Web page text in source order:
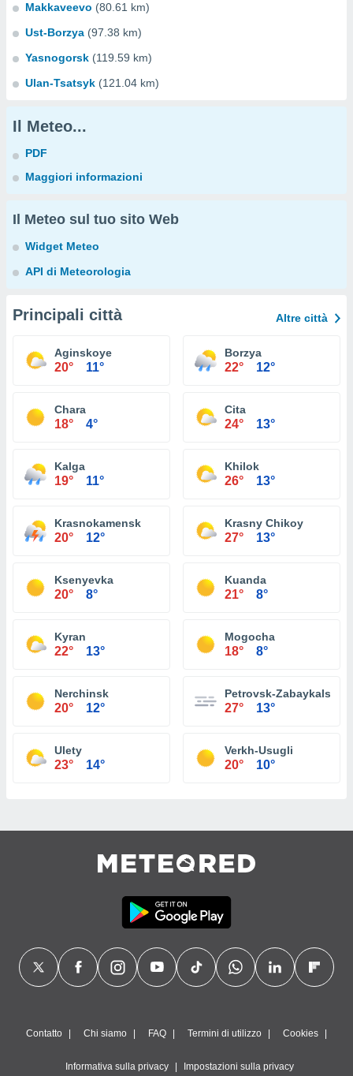
Makkaveevo (80.61 km)
Ust-Borzya (97.38 km)
Yasnogorsk (119.59 km)
Ulan-Tsatsyk (121.04 km)
Il Meteo...
PDF
Maggiori informazioni
Il Meteo sul tuo sito Web
Widget Meteo
API di Meteorologia
Principali città Altre città
Aginskoye
20° 11°
Borzya
22° 12°
Chara
18° 4°
Cita
24° 13°
Kalga
19° 11°
Khilok
26° 13°
Krasnokamensk
20° 12°
Krasny Chikoy
27° 13°
Ksenyevka
20° 8°
Kuanda
21° 8°
Kyran
22° 13°
Mogocha
18° 8°
Nerchinsk
20° 12°
Petrovsk-Zabaykalsky
27° 13°
Ulety
23° 14°
Verkh-Usugli
20° 10°
Contatto Chi siamo FAQ Termini di utilizzo Cookies
Informativa sulla privacy Impostazioni sulla privacy